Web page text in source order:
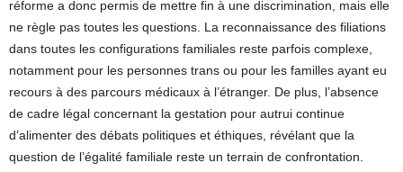
réforme a donc permis de mettre fin à une discrimination, mais elle
ne règle pas toutes les questions. La reconnaissance des filiations
dans toutes les configurations familiales reste parfois complexe,
notamment pour les personnes trans ou pour les familles ayant eu
recours à des parcours médicaux à l’étranger. De plus, l’absence
de cadre légal concernant la gestation pour autrui continue
d’alimenter des débats politiques et éthiques, révélant que la
question de l’égalité familiale reste un terrain de confrontation.